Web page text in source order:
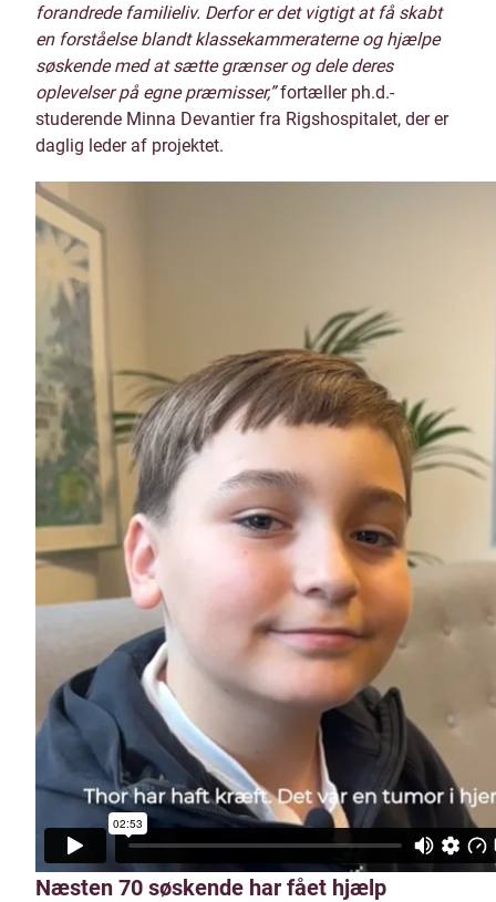
forandrede familieliv. Derfor er det vigtigt at få skabt
en forståelse blandt klassekammeraterne og hjælpe
søskende med at sætte grænser og dele deres
oplevelser på egne præmisser,”fortæller ph.d.-
studerende Minna Devantier fra Rigshospitalet, der er
daglig leder af projektet.
Næsten 70 søskende har fået hjælp